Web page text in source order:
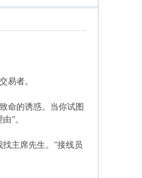
易者。
命的诱惑。当你试图
”。
主席先生。”接线员